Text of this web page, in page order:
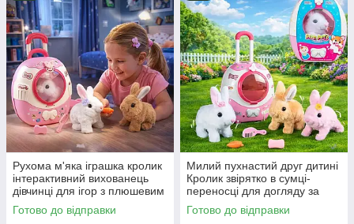
Рухома м'яка іграшка кролик
інтерактивний вихованець
дівчинці для ігор з плюшевим
улюбленцем 3 види ходить
звуки на повідку
Готово до відправки
Милий пухнастий друг дитині
Кролик звірятко в сумці-
переносці для догляду за
плюшевим вихованцем
Іграшка ходить 3 кольори
Готово до відправки